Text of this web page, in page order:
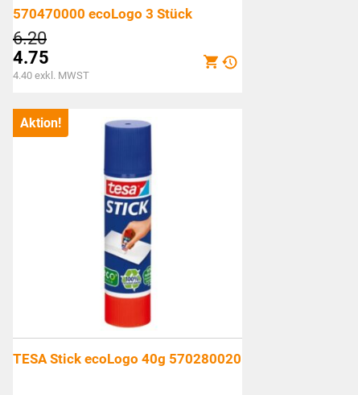
570470000 ecoLogo 3 Stück
6.20Ursprünglicher
Preis
war:
4.75
Aktueller
ist:
CHF4.75.
4.40 exkl. MWST
Aktion!
TESA Stick ecoLogo 40g 570280020